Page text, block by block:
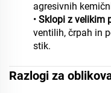
agresivnih
• Sklopi z velikim
ventilih, črpah in
stik.
Razlogi za